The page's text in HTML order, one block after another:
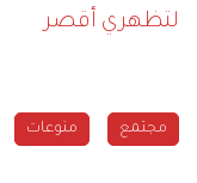
لتظهري أقصر
مجتمع منوعات